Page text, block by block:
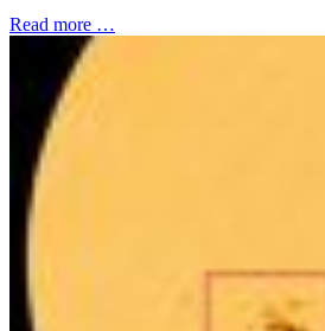
Read more …